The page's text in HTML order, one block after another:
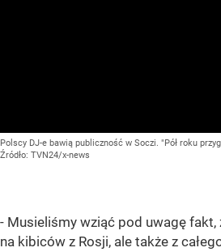
Polscy DJ-e bawią publiczność w Soczi. "Pół roku
Źródło: TVN24/x-news
- Musieliśmy wziąć pod uwagę fakt,
na kibiców z Rosji, ale także z